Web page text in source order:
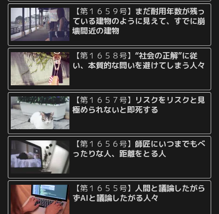
【第１６５９号】 まだ耐用年数が残っ
ている建物のように見えて、すでに崩
壊間近の建物
【第１６５８号】“社会の正解”に従
い、本質的な問いを避けてしまう人々
【第１６５７号】 リスクをリスクと見
極められないと即死する
【第１６５６号】 師匠にいつまでもべ
ったりな人、距離をとる人
【第１６５５号】人間と議論したがら
ずAIと議論したがる人々